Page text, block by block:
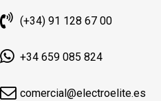
(+34) 91 128 67 00
+34 659 085 824
comercial@electroelite.es